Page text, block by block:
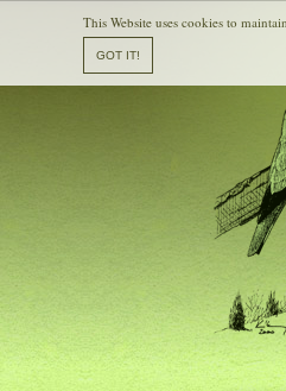
This Website uses cookies to